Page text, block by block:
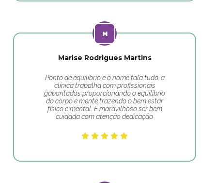
Marise Rodrigues Martins
Ponto de equilibrio e o nome fala tudo, a
clínica trabalha com profissionais
gabaritados proporcionando o equilíbrio
do corpo e mente trazendo o bem estar
físico e mental. É maravilhoso ser bem
cuidada com atenção dedicação.